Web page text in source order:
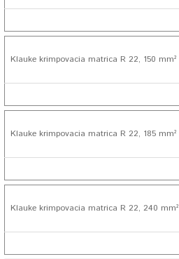
Klauke krimpovacia matrica R 22, 150 mm²
Klauke krimpovacia matrica R 22, 185 mm²
Klauke krimpovacia matrica R 22, 240 mm²